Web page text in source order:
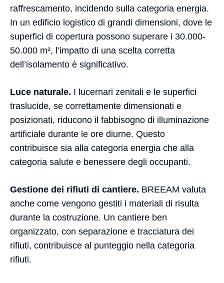
raffrescamento, incidendo sulla categoria energia.
In un edificio logistico di grandi dimensioni, dove le
superfici di copertura possono superare i 30.000-
50.000 m², l’impatto di una scelta corretta
dell’isolamento è significativo.
Luce naturale. I lucernari zenitali e le superfici
traslucide, se correttamente dimensionati e
posizionati, riducono il fabbisogno di illuminazione
artificiale durante le ore diurne. Questo
contribuisce sia alla categoria energia che alla
categoria salute e benessere degli occupanti.
Gestione dei rifiuti di cantiere. BREEAM valuta
anche come vengono gestiti i materiali di risulta
durante la costruzione. Un cantiere ben
organizzato, con separazione e tracciatura dei
rifiuti, contribuisce al punteggio nella categoria
rifiuti.